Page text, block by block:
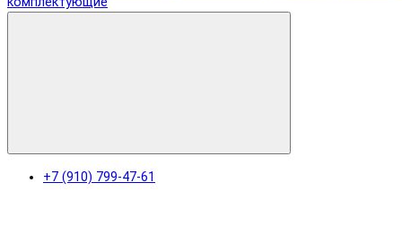
+7 (910) 799-47-61